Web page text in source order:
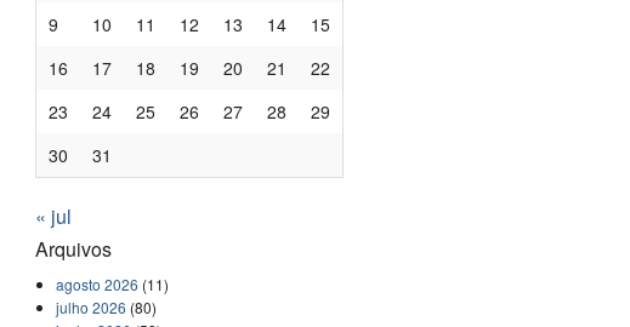
9
10 11 12 13 14
15
16
17 18 19 20 21
22
23
24 25 26 27 28
29
30
31
« jul
Arquivos
agosto 2026 (11)
julho 2026 (80)